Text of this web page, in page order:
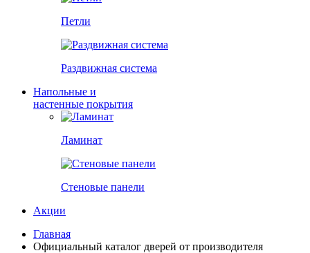
Петли
Раздвижная система
Напольные и
настенные покрытия
Ламинат
Стеновые панели
Акции
Главная
Официальный каталог дверей от производителя